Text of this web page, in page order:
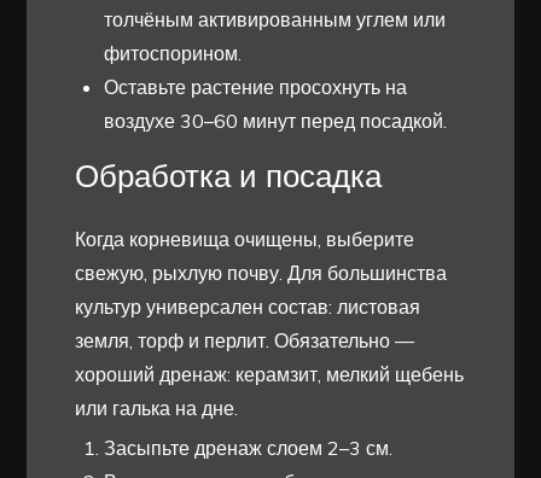
толчёным активированным углем или
фитоспорином.
Оставьте растение просохнуть на
воздухе 30–60 минут перед посадкой.
Обработка и посадка
Когда корневища очищены, выберите
свежую, рыхлую почву. Для большинства
культур универсален состав: листовая
земля, торф и перлит. Обязательно —
хороший дренаж: керамзит, мелкий щебень
или галька на дне.
Засыпьте дренаж слоем 2–3 см.